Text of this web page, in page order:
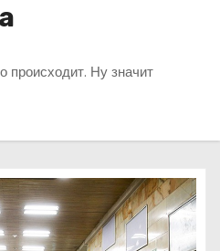
происходит. Ну значит